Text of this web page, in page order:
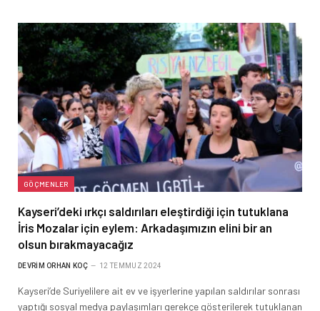
GÖÇMENLER
Kayseri’deki ırkçı saldırıları eleştirdiği için tutuklana
İris Mozalar için eylem: Arkadaşımızın elini bir an
olsun bırakmayacağız
DEVRIM ORHAN KOÇ 12 TEMMUZ 2024
Kayseri’de Suriyelilere ait ev ve işyerlerine yapılan saldırılar sonrası
yaptığı sosyal medya paylaşımları gerekçe gösterilerek tutuklanan